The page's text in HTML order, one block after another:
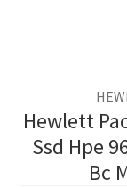
Hewlett
Ssd Hpe
Bc